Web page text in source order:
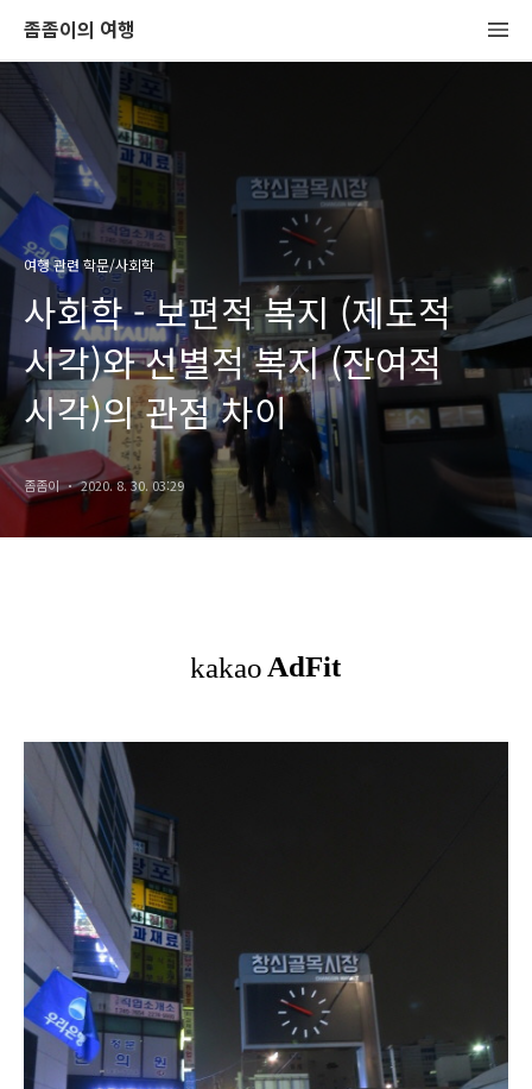
좀좀이의 여행
여행 관련 학문/사회학
사회학 - 보편적 복지 (제도적
시각)와 선별적 복지 (잔여적
시각)의 관점 차이
좀좀이 2020. 8. 30. 03:29